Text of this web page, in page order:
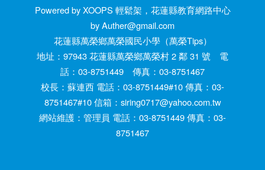
Powered by XOOPS 輕鬆架，花蓮縣教育網路中心
by Auther@gmail.com
花蓮縣萬榮鄉萬榮國民小學（萬榮Tips）
地址：97943 花蓮縣萬榮鄉萬榮村 2 鄰 31 號 電
話：03-8751449 傳真：03-8751467
校長：蘇連西 電話：03-8751449#10 傳真：03-
8751467#10 信箱：siring0717@yahoo.com.tw
網站維護：管理員 電話：03-8751449 傳真：03-
8751467